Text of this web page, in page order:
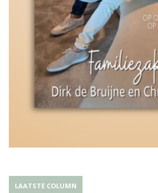
LAATSTE COLUMN